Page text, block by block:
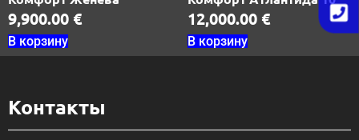
9,900.00 €
В корзину
12,000.00 €
В корзину
Контакты